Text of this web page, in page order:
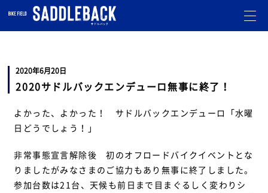
2020年6月20日
2020サドルバックエンデューロ無事に終了！
よかった、よかった！ サドルバックエンデューロ「水曜
日どうでしょう！」
非常事態宣言解除後 初のオフロードバイクイベントとな
りましたがみなさまのご協力もあり無事に終了しました。
参加台数は21台、天候も前日まで目まぐるしく変わりシ